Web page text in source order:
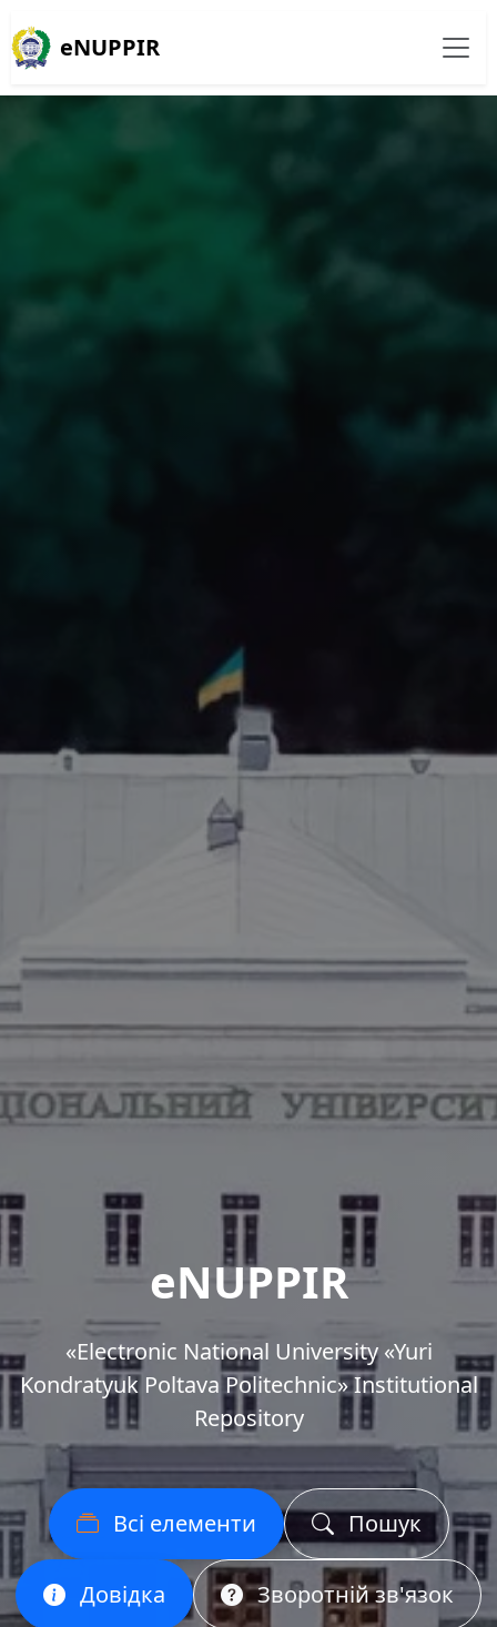
eNUPPIR
eNUPPIR
«Еlectronic National University «Yuri
Kondratyuk Poltava Politechnic» Institutional
Repository
Всі елементи Пошук
Довідка Зворотній зв'язок